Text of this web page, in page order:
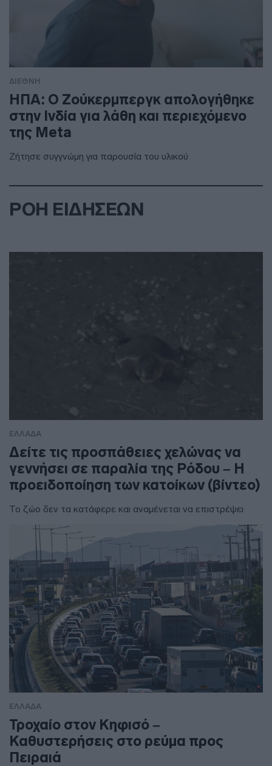
ΔΙΕΘΝΗ
ΗΠΑ: Ο Ζούκερμπεργκ απολογήθηκε
στην Ινδία για λάθη και περιεχόμενο
της Meta
Ζήτησε συγγνώμη για παρουσία του υλικού
ΡΟΗ ΕΙΔΗΣΕΩΝ
ΕΛΛΑΔΑ
Δείτε τις προσπάθειες χελώνας να
γεννήσει σε παραλία της Ρόδου – Η
προειδοποίηση των κατοίκων (βίντεο)
Το ζώο δεν τα κατάφερε και αναμένεται να επιστρέψει
ΕΛΛΑΔΑ
Τροχαίο στον Κηφισό –
Καθυστερήσεις στο ρεύμα προς
Πειραιά